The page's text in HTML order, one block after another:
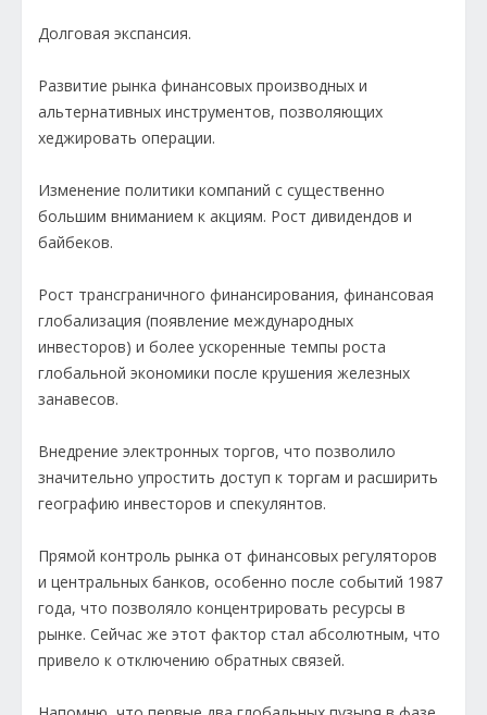
Долговая экспансия.
Развитие рынка финансовых производных и
альтернативных инструментов, позволяющих
хеджировать операции.
Изменение политики компаний с существенно
большим вниманием к акциям. Рост дивидендов и
байбеков.
Рост трансграничного финансирования, финансовая
глобализация (появление международных
инвесторов) и более ускоренные темпы роста
глобальной экономики после крушения железных
занавесов.
Внедрение электронных торгов, что позволило
значительно упростить доступ к торгам и расширить
географию инвесторов и спекулянтов.
Прямой контроль рынка от финансовых регуляторов
и центральных банков, особенно после событий 1987
года, что позволяло концентрировать ресурсы в
рынке. Сейчас же этот фактор стал абсолютным, что
привело к отключению обратных связей.